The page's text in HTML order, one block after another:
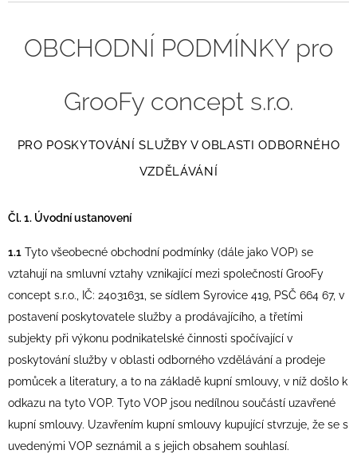
OBCHODNÍ PODMÍNKY pro
GrooFy concept s.r.o.
PRO POSKYTOVÁNÍ SLUŽBY V OBLASTI ODBORNÉHO
VZDĚLÁVÁNÍ
Čl. 1. Úvodní ustanovení
1.1 Tyto všeobecné obchodní podmínky (dále jako VOP) se
vztahují na smluvní vztahy vznikající mezi společností GrooFy
concept s.r.o., IČ: 24031631, se sídlem Syrovice 419, PSČ 664 67, v
postavení poskytovatele služby a prodávajícího, a třetími
subjekty při výkonu podnikatelské činnosti spočívající v
poskytování služby v oblasti odborného vzdělávání a prodeje
pomůcek a literatury, a to na základě kupní smlouvy, v níž došlo k
odkazu na tyto VOP. Tyto VOP jsou nedílnou součástí uzavřené
kupní smlouvy. Uzavřením kupní smlouvy kupující stvrzuje, že se s
uvedenými VOP seznámil a s jejich obsahem souhlasí.